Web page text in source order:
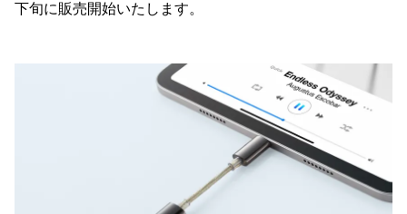
下旬に販売開始いたします。